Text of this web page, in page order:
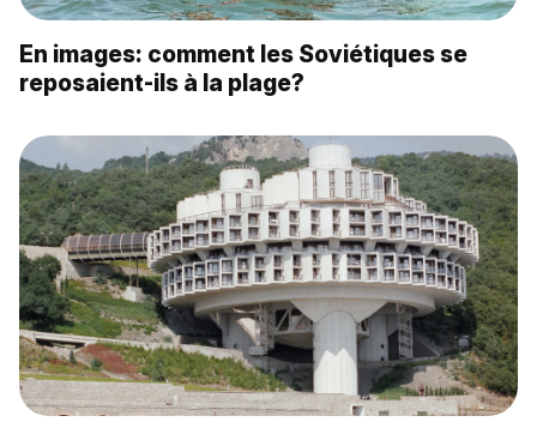
En images: comment les Soviétiques se
reposaient-ils à la plage?